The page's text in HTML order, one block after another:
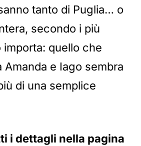
tanto di Puglia… o
secondo i più
importa: quello che
e Iago sembra
di una semplice
i dettagli nella pagina